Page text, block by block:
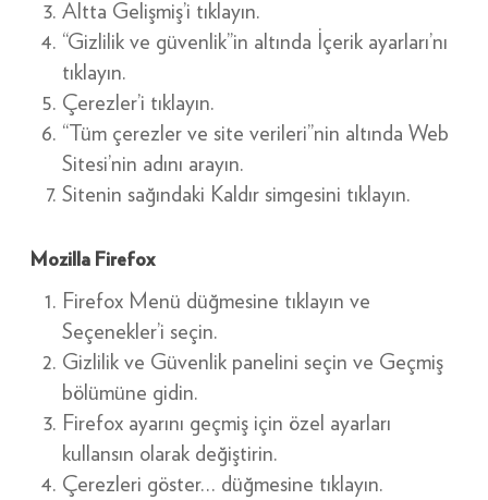
Altta Gelişmiş’i tıklayın.
“Gizlilik ve güvenlik”in altında İçerik ayarları’nı
tıklayın.
Çerezler’i tıklayın.
“Tüm çerezler ve site verileri”nin altında Web
Sitesi’nin adını arayın.
Sitenin sağındaki Kaldır simgesini tıklayın.
Mozilla Firefox
Firefox Menü düğmesine tıklayın ve
Seçenekler’i seçin.
Gizlilik ve Güvenlik panelini seçin ve Geçmiş
bölümüne gidin.
Firefox ayarını geçmiş için özel ayarları
kullansın olarak değiştirin.
Çerezleri göster… düğmesine tıklayın.